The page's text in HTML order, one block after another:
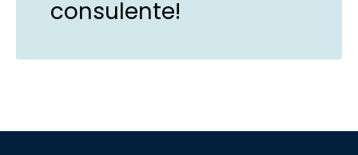
consulente!